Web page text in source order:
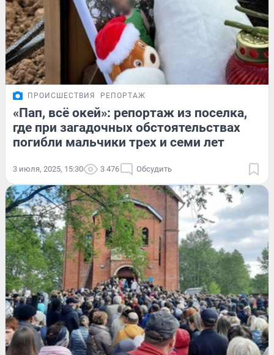
ПРОИСШЕСТВИЯ РЕПОРТАЖ
«Пап, всё окей»: репортаж из поселка,
где при загадочных обстоятельствах
погибли мальчики трех и семи лет
3 июля, 2025, 15:30 3 476 Обсудить